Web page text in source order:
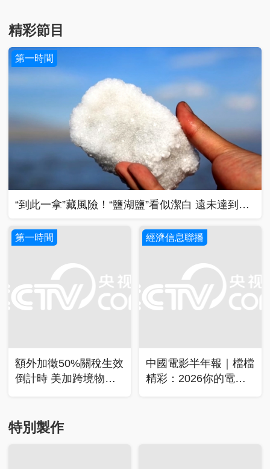
精彩節目
“到此一拿”藏風險！“鹽湖鹽”看似潔白 遠未達到食
用標準
第一時間
額外加徵50%關稅生效
倒計時 美加跨境物流
第一時間
中國電影半年報｜檔檔
精彩：2026你的電影
經濟信息聯播
特別製作